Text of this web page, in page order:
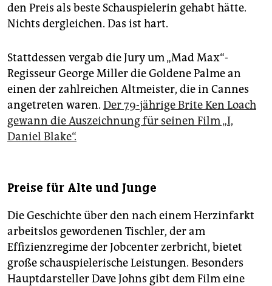
den Preis als beste Schauspielerin gehabt hätte.
Nichts dergleichen. Das ist hart.
Stattdessen vergab die Jury um „Mad Max“-
Regisseur George Miller die Goldene Palme an
einen der zahlreichen Altmeister, die in Cannes
angetreten waren. Der 79-jährige Brite Ken Loach
gewann die Auszeichnung für seinen Film „I,
Daniel Blake“.
Preise für Alte und Junge
Die Geschichte über den nach einem Herzinfarkt
arbeitslos gewordenen Tischler, der am
Effizienzregime der Jobcenter zerbricht, bietet
große schauspielerische Leistungen. Besonders
Hauptdarsteller Dave Johns gibt dem Film eine